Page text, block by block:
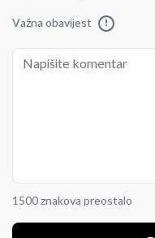
Važna obavijest !
1500 znakova preostalo